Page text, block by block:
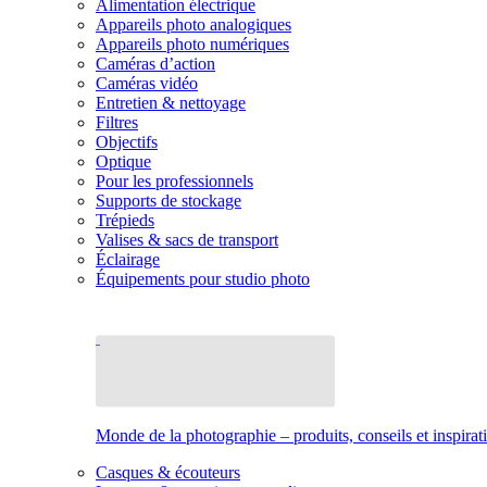
Alimentation électrique
Appareils photo analogiques
Appareils photo numériques
Caméras d’action
Caméras vidéo
Entretien & nettoyage
Filtres
Objectifs
Optique
Pour les professionnels
Supports de stockage
Trépieds
Valises & sacs de transport
Éclairage
Équipements pour studio photo
Monde de la photographie – produits, conseils et
Casques & écouteurs